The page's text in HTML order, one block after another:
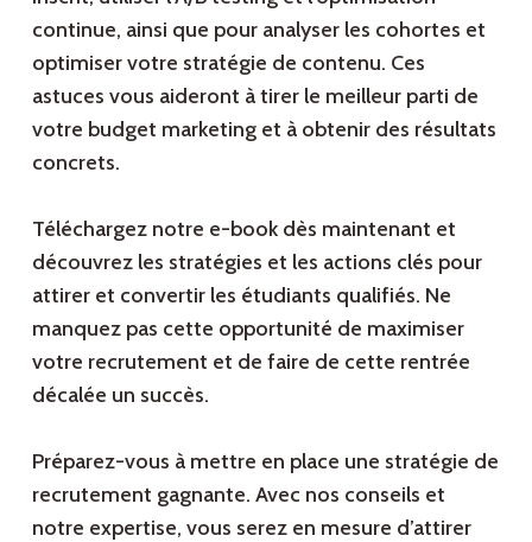
continue, ainsi que pour analyser les cohortes et
optimiser votre stratégie de contenu. Ces
astuces vous aideront à tirer le meilleur parti de
votre budget marketing et à obtenir des résultats
concrets.
Téléchargez notre e-book dès maintenant et
découvrez les stratégies et les actions clés pour
attirer et convertir les étudiants qualifiés. Ne
manquez pas cette opportunité de maximiser
votre recrutement et de faire de cette rentrée
décalée un succès.
Préparez-vous à mettre en place une stratégie de
recrutement gagnante. Avec nos conseils et
notre expertise, vous serez en mesure d’attirer